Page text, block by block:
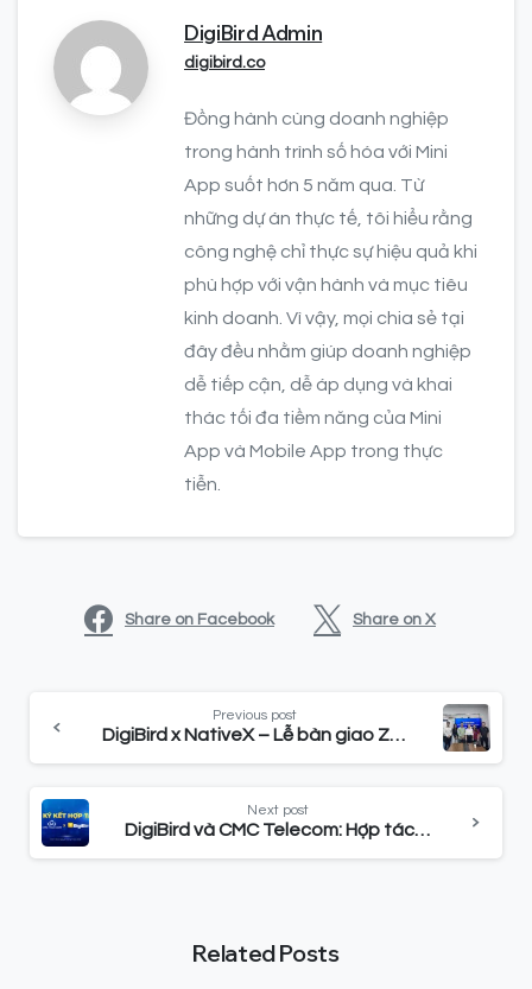
DigiBird Admin
digibird.co
Đồng hành cùng doanh nghiệp
trong hành trình số hóa với Mini
App suốt hơn 5 năm qua. Từ
những dự án thực tế, tôi hiểu rằng
công nghệ chỉ thực sự hiệu quả khi
phù hợp với vận hành và mục tiêu
kinh doanh. Vì vậy, mọi chia sẻ tại
đây đều nhằm giúp doanh nghiệp
dễ tiếp cận, dễ áp dụng và khai
thác tối đa tiềm năng của Mini
App và Mobile App trong thực
tiễn.
Share on Facebook Share on X
Previous post
DigiBird x NativeX – Lễ bàn giao Zalo Mini App giai đoạn 1
Next post
DigiBird và CMC Telecom: Hợp tác phát triển nền tảng Mini App trên điện toán đám mây
Related Posts